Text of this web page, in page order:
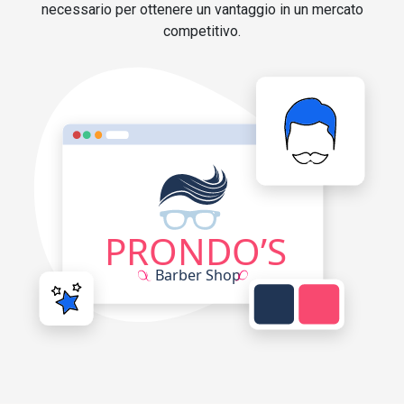
necessario per ottenere un vantaggio in un mercato
competitivo.